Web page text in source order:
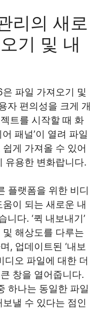
리의 새로
기 및 내
파일 가져오기 및
자 편의성을 크게 개
트를 시작할 때 화
패널’이 열려 파일
게 가져올 수 있어
유용한 변화랍니다.
플랫폼을 위한 비디
이 되는 새로운 내
다. ‘퀵 내보내기’
해상도를 다루는
, 업데이트된 ‘내보
디오 파일에 대한 더
창을 열어줍니다.
하나는 동일한 파일
낼 수 있다는 점인